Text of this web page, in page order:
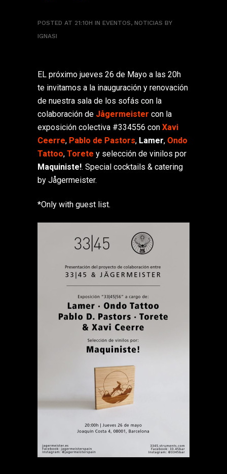
POSTED AT 21:10H IN EVENTOS, NOTICIAS BY
IGNASI
EL próximo jueves 26 de Mayo a las 20h
te invitamos a la inauguración y renovación
de nuestra sala de los sofás con la
colaboración de Jågermeister con la
exposición colectiva #334556 con Xavi
Ceerre, Pablo de Pastors, Lamer, Ondo
Tattoo, Torete y selección de vinilos por
Maquiniste!. Special cocktails & catering
by Jågermeister.
*Only with guest list.